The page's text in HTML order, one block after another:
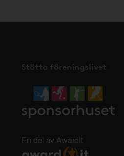
Stötta föreningslivet
En del av AwardIt